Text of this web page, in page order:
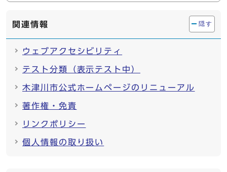
関連情報 隠す
ウェブアクセシビリティ
テスト分類（表示テスト中）
木津川市公式ホームページのリニューアル
著作権・免責
リンクポリシー
個人情報の取り扱い